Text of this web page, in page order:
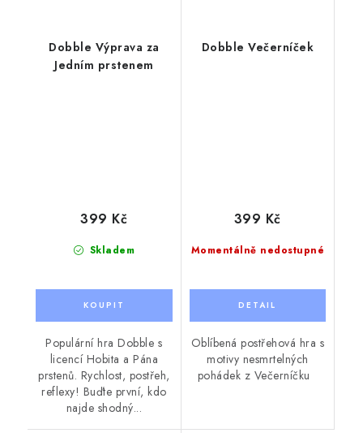
Dobble Výprava za
Jedním prstenem
Skladem
399 Kč
Populární hra Dobble s
licencí Hobita a Pána
prstenů. Rychlost, postřeh,
reflexy! Buďte první, kdo
najde shodný...
Dobble Večerníček
Momentálně nedostupné
399 Kč
Oblíbená postřehová hra s
motivy nesmrtelných
pohádek z Večerníčku